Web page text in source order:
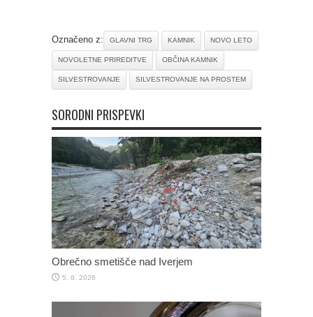
Označeno z: GLAVNI TRG KAMNIK NOVO LETO
NOVOLETNE PRIREDITVE OBČINA KAMNIK
SILVESTROVANJE SILVESTROVANJE NA PROSTEM
SORODNI PRISPEVKI
Obrečno smetišče nad Iverjem
5. 8. 2026